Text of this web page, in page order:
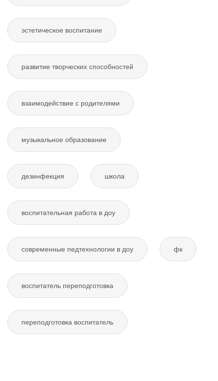
эстетическое воспитание
развитие творческих способностей
взаимодействие с родителями
музыкальное образование
дезинфекция школа
воспитательная работа в доу
современные педтехнологии в доу фк
воспитатель переподготовка
переподготовка воспитатель